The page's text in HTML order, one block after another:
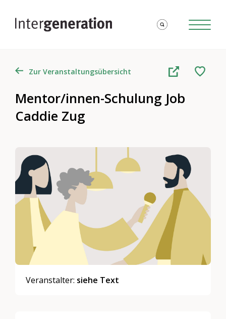
Zur Veranstaltungsübersicht
Mentor/innen-Schulung Job
Caddie Zug
Veranstalter: siehe Text